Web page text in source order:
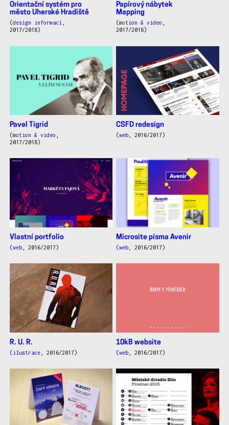
Orientační systém pro
město Uherské Hradiště
(design informací
2017/2018)
Papírový nábytek
Mapping
(motion & video
2017/2018)
Pavel Tigrid
(motion & video
2017/2018)
CSFD redesign
(web , 2016/2017)
Vlastní portfolio
(web, 2016/2017)
Microsite písma Avenir
(web , 2016/2017)
R. U. R.
(ilustrace, 2016/2017)
10kB website
(web , 2016/2017)